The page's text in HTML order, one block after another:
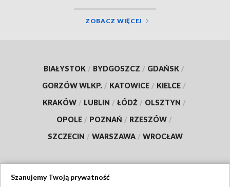
ZOBACZ WIĘCEJ
BIAŁYSTOK / BYDGOSZCZ / GDAŃSK /
GORZÓW WLKP. / KATOWICE / KIELCE /
KRAKÓW / LUBLIN / ŁÓDŹ / OLSZTYN /
OPOLE / POZNAŃ / RZESZÓW /
SZCZECIN / WARSZAWA / WROCŁAW
Szanujemy Twoją prywatność